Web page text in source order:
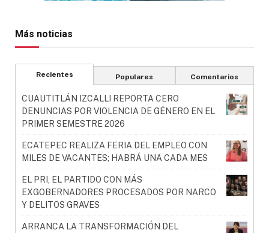
Más noticias
Recientes Populares Comentarios
CUAUTITLÁN IZCALLI REPORTA CERO
DENUNCIAS POR VIOLENCIA DE GÉNERO EN EL
PRIMER SEMESTRE 2026
ECATEPEC REALIZA FERIA DEL EMPLEO CON
MILES DE VACANTES; HABRÁ UNA CADA MES
EL PRI, EL PARTIDO CON MÁS
EXGOBERNADORES PROCESADOS POR NARCO
Y DELITOS GRAVES
ARRANCA LA TRANSFORMACIÓN DEL